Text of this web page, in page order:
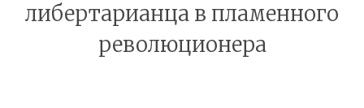
либертарианца в пламенного
революционера